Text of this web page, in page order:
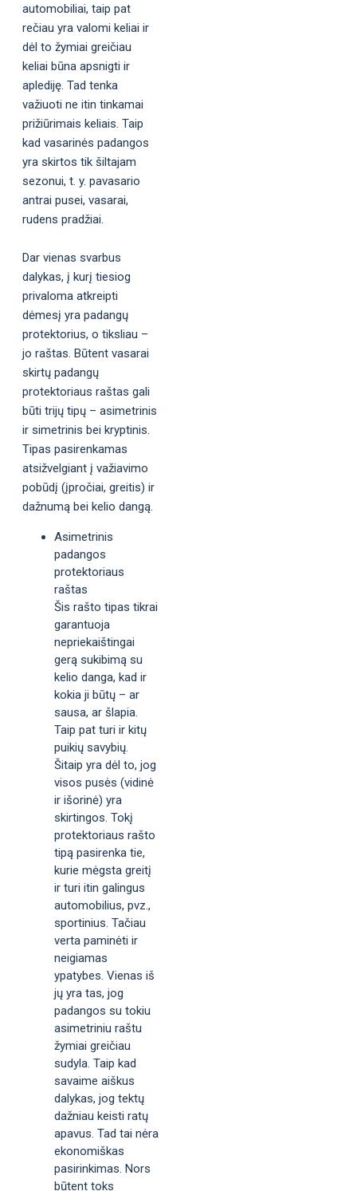
automobiliai, taip pat
rečiau yra valomi keliai ir
dėl to žymiai greičiau
keliai būna apsnigti ir
aplediję. Tad tenka
važiuoti ne itin tinkamai
prižiūrimais keliais. Taip
kad vasarinės padangos
yra skirtos tik šiltajam
sezonui, t. y. pavasario
antrai pusei, vasarai,
rudens pradžiai.
Dar vienas svarbus
dalykas, į kurį tiesiog
privaloma atkreipti
dėmesį yra padangų
protektorius, o tiksliau –
jo raštas. Būtent vasarai
skirtų padangų
protektoriaus raštas gali
būti trijų tipų – asimetrinis
ir simetrinis bei kryptinis.
Tipas pasirenkamas
atsižvelgiant į važiavimo
pobūdį (įpročiai, greitis) ir
dažnumą bei kelio dangą.
Asimetrinis
padangos
protektoriaus
raštas
Šis rašto tipas tikrai
garantuoja
nepriekaištingai
gerą sukibimą su
kelio danga, kad ir
kokia ji būtų – ar
sausa, ar šlapia.
Taip pat turi ir kitų
puikių savybių.
Šitaip yra dėl to, jog
visos pusės (vidinė
ir išorinė) yra
skirtingos. Tokį
protektoriaus rašto
tipą pasirenka tie,
kurie mėgsta greitį
ir turi itin galingus
automobilius, pvz.,
sportinius. Tačiau
verta paminėti ir
neigiamas
ypatybes. Vienas iš
jų yra tas, jog
padangos su tokiu
asimetriniu raštu
žymiai greičiau
sudyla. Taip kad
savaime aiškus
dalykas, jog tektų
dažniau keisti ratų
apavus. Tad tai nėra
ekonomiškas
pasirinkimas. Nors
būtent toks